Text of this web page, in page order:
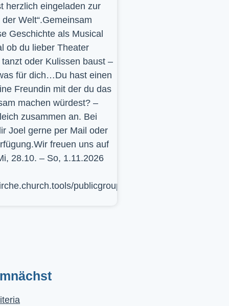
herzlich eingeladen zur
Welt“.Gemeinsam
Geschichte als Musical
ob du lieber Theater
oder Kulissen baust –
für dich…Du hast einen
Freundin mit der du das
machen würdest? –
zusammen an. Bei
Joel gerne per Mail oder
freuen uns auf
28.10. – So, 1.11.2026
publicgroup/617